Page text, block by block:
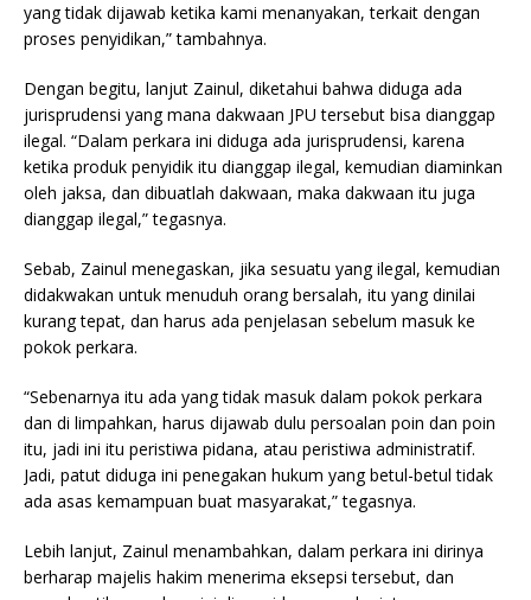
yang tidak dijawab ketika kami menanyakan, terkait dengan
proses penyidikan,” tambahnya.
Dengan begitu, lanjut Zainul, diketahui bahwa diduga ada
jurisprudensi yang mana dakwaan JPU tersebut bisa dianggap
ilegal. “Dalam perkara ini diduga ada jurisprudensi, karena
ketika produk penyidik itu dianggap ilegal, kemudian diaminkan
oleh jaksa, dan dibuatlah dakwaan, maka dakwaan itu juga
dianggap ilegal,” tegasnya.
Sebab, Zainul menegaskan, jika sesuatu yang ilegal, kemudian
didakwakan untuk menuduh orang bersalah, itu yang dinilai
kurang tepat, dan harus ada penjelasan sebelum masuk ke
pokok perkara.
“Sebenarnya itu ada yang tidak masuk dalam pokok perkara
dan di limpahkan, harus dijawab dulu persoalan poin dan poin
itu, jadi ini itu peristiwa pidana, atau peristiwa administratif.
Jadi, patut diduga ini penegakan hukum yang betul-betul tidak
ada asas kemampuan buat masyarakat,” tegasnya.
Lebih lanjut, Zainul menambahkan, dalam perkara ini dirinya
berharap majelis hakim menerima eksepsi tersebut, dan